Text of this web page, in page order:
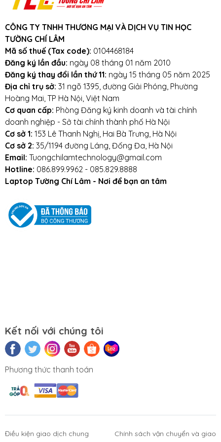
đến laptop của khách hàng.
Lưu ý khi sử dụng sạc laptop:
Tránh sạc bị va đập, rơi vỡ, móp méo, tác
động vật lý bên ngoài vào
Tránh sạc tiếp xúc với nước.
Mọi yêu cầu đặt hàng, hỗ trợ tư vấn sản
phẩm xin liên hệ qua hotline:
0911390666 – 02438684912
Địa chỉ: Số 153 Lê Thanh Nghị- Phường
Đồng Tâm- Quận Hai Bà Trưng- Hà Nội.
CÔNG TY TNHH THƯƠNG MẠI VÀ DỊCH VỤ TIN HỌC
TƯỜNG CHÍ LÂM
Mã số thuế (Tax code): 0104468184
Đăng ký lần đầu: ngày 08 tháng 01 năm 2010
Đăng ký thay đổi lần thứ 11: ngày 15 tháng 05 năm 2025
Địa chỉ trụ sở: 31 ngõ 1395, đường Giải Phóng, Phường
Hoàng Mai, TP Hà Nội, Việt Nam
Cơ quan cấp: Phòng Đăng ký kinh doanh và tài chính
doanh nghiệp - Sở tài chính thành phố Hà Nội
Cơ sở 1: 153 Lê Thanh Nghị, Hai Bà Trưng, Hà Nội
Cơ sở 2: 35/1194 đường Láng, Đống Đa, Hà Nội
Email: Tuongchilamtechnology@gmail.com
Hotline: 086.899.9962 - 085.829.8888
Laptop Tường Chí Lâm - Nơi để bạn an tâm
Kết nối với chúng tôi
Phương thức thanh toán
Điều kiện giao dịch chung
Chính sách vận chuyển và giao